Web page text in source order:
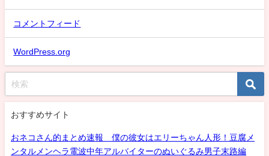
コメントフィード
WordPress.org
おすすめサイト
おネコさん的まとめ速報 僕の彼女はエリーちゃん人形！豆腐メ
ンタルメンヘラ電波中年アルバイターのぬいぐるみ男子末路編